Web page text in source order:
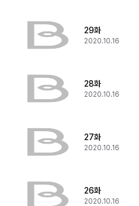
29화
2020.10.16
28화
2020.10.16
27화
2020.10.16
26화
2020.10.16